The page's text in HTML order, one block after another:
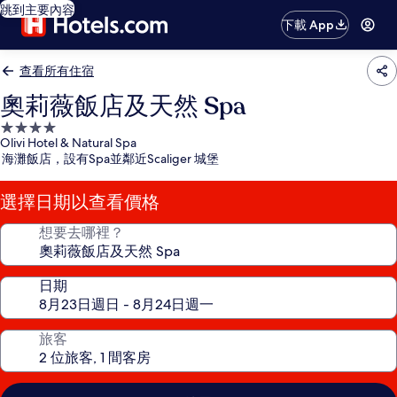
跳到主要內容
下載 App
查看所有住宿
奧莉薇飯店及天然 Spa
4.0
星
級
住
宿
Olivi Hotel & Natural Spa
海灘飯店，設有Spa並鄰近Scaliger 城堡
選擇日期以查看價格
想要去哪裡？
日期
旅客